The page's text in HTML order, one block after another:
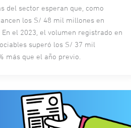
del sector esperan que, como
los S/ 48 mil millones en
En el 2023, el volumen registrado en
superó los S/ 37 mil
más que el año previo.